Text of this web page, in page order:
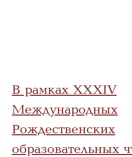
В рамках XXXIV
Международных
Рождественских
образовательных